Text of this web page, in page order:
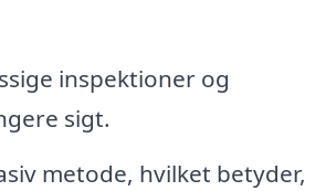
inspektioner og
sigt.
metode, hvilket betyder,